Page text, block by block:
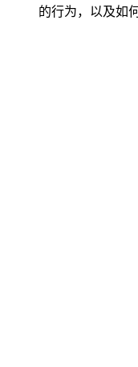
的行为，以及如